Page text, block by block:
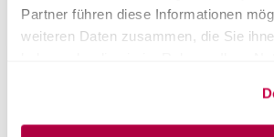
Partner führen diese Informationen
weiteren Daten zusammen, die Sie